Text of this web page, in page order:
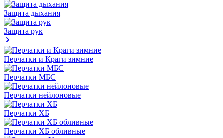
Защита дыхания
Защита рук
Перчатки и Краги зимние
Перчатки МБС
Перчатки нейлоновые
Перчатки ХБ
Перчатки ХБ обливные